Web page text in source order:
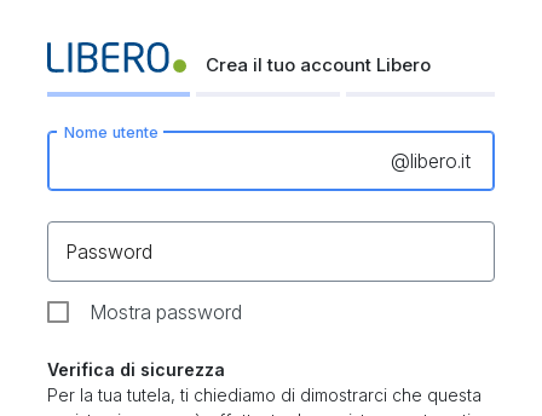
Crea il tuo account Libero
Nome utente
@libero.it
Password
Mostra password
Verifica di sicurezza
Per la tua tutela, ti chiediamo di dimostrarci che questa